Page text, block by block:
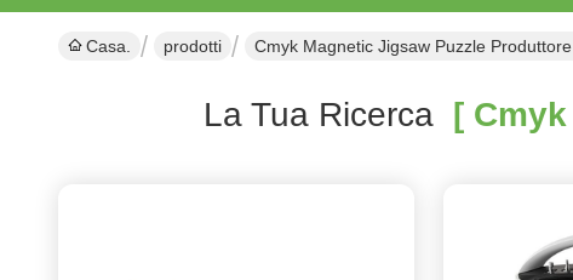
Casa. prodotti Cmyk Magnetic Jigsaw Puzzle
La Tua Ricerca [